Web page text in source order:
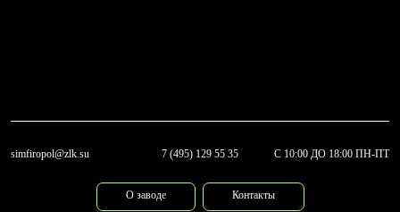
simfiropol@zlk.su 7 (495) 129 55 35 С 10:00 ДО 18:00 ПН-ПТ
О заводе Контакты